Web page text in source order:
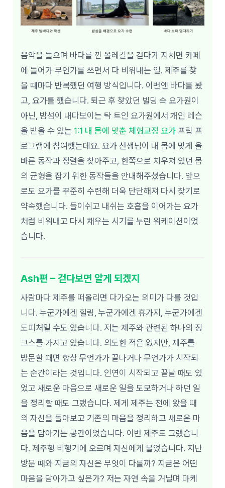
음악을 들으며 바다를 낀 올레길을 걷다가 지치면 카페
에 들어가 무언가를 쓰면서 다 비워내는 일. 제주를 찾
을 때마다 반복했던 여행 방식입니다. 이번엔 바다를 봤
고, 요가를 했습니다. 퇴근 후 찾았던 빌딩 속 요가원이
아닌, 밤섬이 내다보이는 탁 트인 요가원에서 개인 레슨
을 받을 수 있는 1:1 내 몸에 맞춘 체형교정 요가 프립 프
로그램에 참여했는데요. 요가 선생님이 내 몸에 맞게 올
바른 동작과 정렬을 찾아주고, 한쪽으로 치우쳐 있던 몸
의 균형을 잡기 위한 동작들을 안내해주셨습니다. 앞으
로도 요가를 꾸준히 수련해 더욱 단단해져 다시 찾기로
약속했습니다. 들이쉬고 내쉬는 호흡을 이어가는 요가
처럼 비워내고 다시 채우는 시기를 누린 워케이션이었
습니다.
Ash편 – 걷다보면 알게 되겠지
사람마다 제주를 떠올리면 다가오는 의미가 다를 것입
니다. 누군가에겐 힐링, 누군가에겐 휴가지, 누군가에겐
도피처일 수도 있습니다. 저는 제주와 관련된 하나의 징
크스를 가지고 있습니다. 의도한 적은 없지만, 제주를
방문할 때면 항상 무언가가 끝나거나 무언가가 시작되
는 순간이라는 것입니다. 인연이 시작되고 끝날 때도 있
었고 새로운 마음으로 새로운 일을 도모하거나 하던 일
을 정리할 때도 그랬습니다. 제게 제주는 전에 왔을 때
의 자신을 돌아보고 기존의 마음을 정리하고 새로운 마
음을 담아가는 공간이었습니다. 이번 제주도 그랬습니
다. 제주행 비행기에 오르며 자신에게 물었습니다. 지난
방문 때와 지금의 자신은 무엇이 다를까? 지금은 어떤
마음을 담아가고 싶은가? 저는 자연 속을 거닐며 마케